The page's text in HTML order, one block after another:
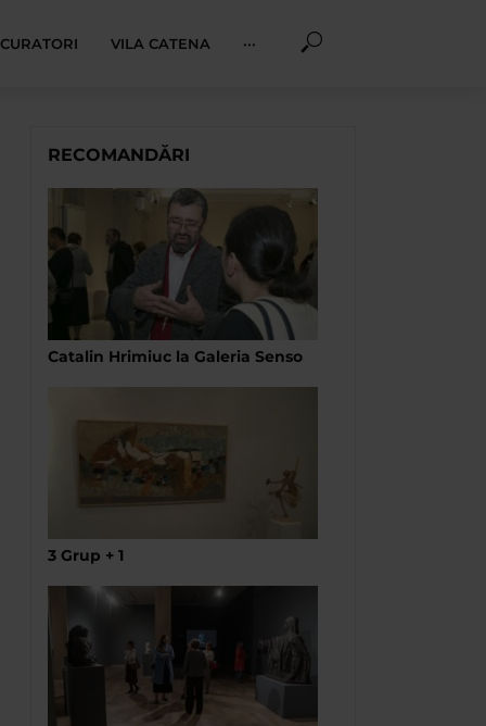
VILA CATENA ···
RECOMANDĂRI
Catalin Hrimiuc la Galeria Senso
3 Grup + 1